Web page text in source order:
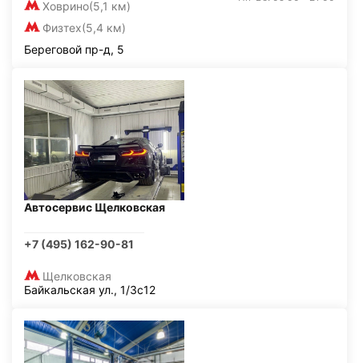
Ховрино(5,1 км)
Физтех(5,4 км)
Береговой пр-д, 5
Автосервис Щелковская
+7 (495) 162-90-81
Щелковская
Байкальская ул., 1/3с12